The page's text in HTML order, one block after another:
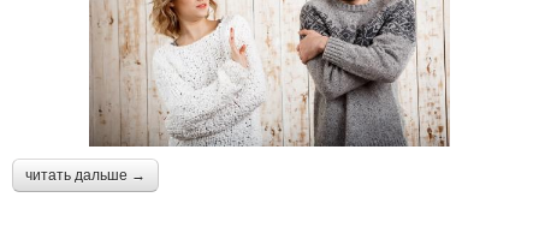
читать дальше →